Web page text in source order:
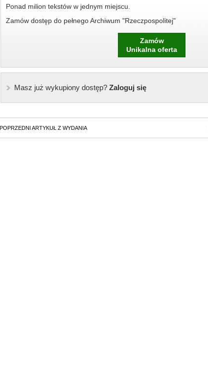
Ponad milion tekstów w jednym miejscu.
Zamów dostęp do pełnego Archiwum "Rzeczpospolitej"
Zamów
Unikalna oferta
Masz już wykupiony dostęp?Zaloguj się
POPRZEDNI ARTYKUŁ Z WYDANIA